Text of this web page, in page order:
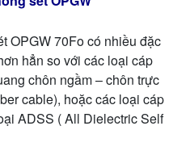
OPGW 70Fo có nhiều đặc
hẳn so với các loại cáp
chôn ngầm – chôn trực
cable), hoặc các loại cáp
ADSS ( All Dielectric Self